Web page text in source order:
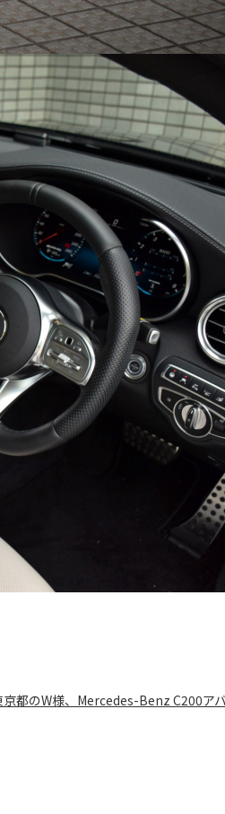
京都のW様、Mercedes-Benz C200ア